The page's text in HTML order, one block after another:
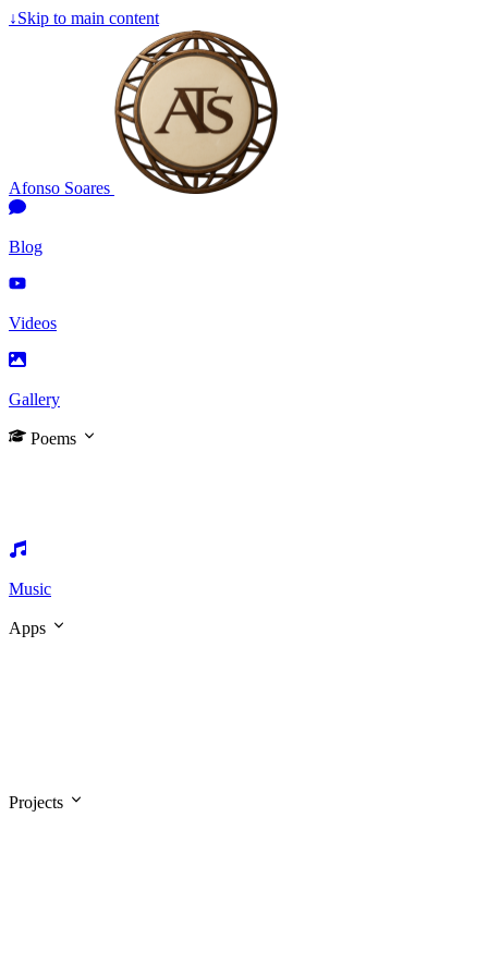
↓Skip to main content
Afonso Soares
Blog
Videos
Gallery
Poems
Music
Apps
Projects